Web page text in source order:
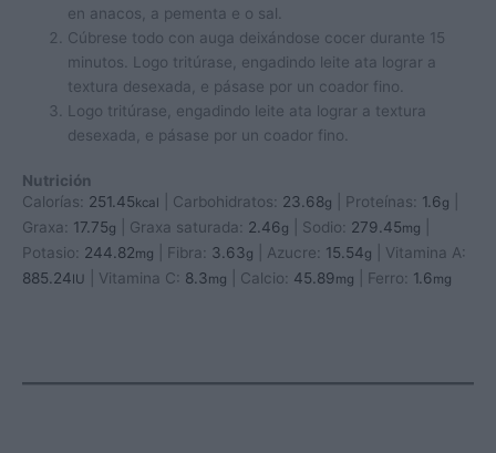
en anacos, a pementa e o sal.
Cúbrese todo con auga deixándose cocer durante 15
minutos. Logo tritúrase, engadindo leite ata lograr a
textura desexada, e pásase por un coador fino.
Logo tritúrase, engadindo leite ata lograr a textura
desexada, e pásase por un coador fino.
Nutrición
Calorías: 251.45kcal Carbohidratos: 23.68g Proteínas: 1.6g
Graxa: 17.75g Graxa saturada: 2.46g Sodio: 279.45mg
Potasio: 244.82mg Fibra: 3.63g Azucre: 15.54g
Vitamina A:
885.24IU Vitamina C: 8.3mg Calcio: 45.89mg Ferro: 1.6mg